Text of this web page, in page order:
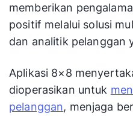
memberikan
positif melalui solusi
dan analitik pelanggan
Aplikasi 8×8
dioperasikan untuk
pelanggan, menjaga